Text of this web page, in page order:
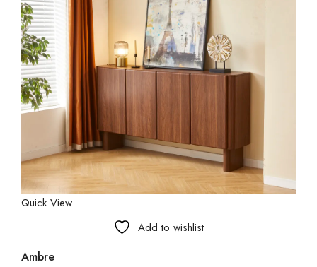
Quick View
Add to wishlist
Ambre